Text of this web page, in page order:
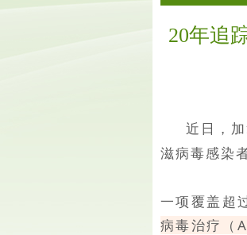
20年追
近日，
滋病毒感染
一项覆盖超
病毒治疗（